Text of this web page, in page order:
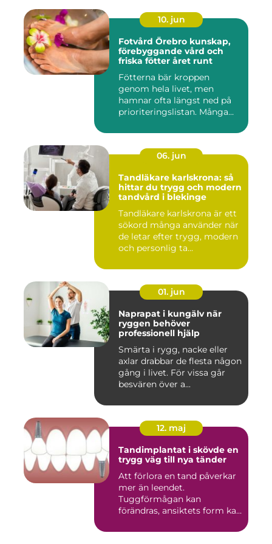
10. jun
Fotvård Örebro kunskap,
förebyggande vård och
friska fötter året runt
Fötterna bär kroppen
genom hela livet, men
hamnar ofta längst ned på
prioriteringslistan. Många
06. jun
Tandläkare karlskrona: så
hittar du trygg och modern
tandvård i blekinge
Tandläkare karlskrona är ett
sökord många använder när
de letar efter trygg, modern
och personlig ta...
01. jun
Naprapat i kungälv när
ryggen behöver
professionell hjälp
Smärta i rygg, nacke eller
axlar drabbar de flesta någon
gång i livet. För vissa går
besvären över a...
12. maj
Tandimplantat i skövde en
trygg väg till nya tänder
Att förlora en tand påverkar
mer än leendet.
Tuggförmågan kan
förändras, ansiktets form kan